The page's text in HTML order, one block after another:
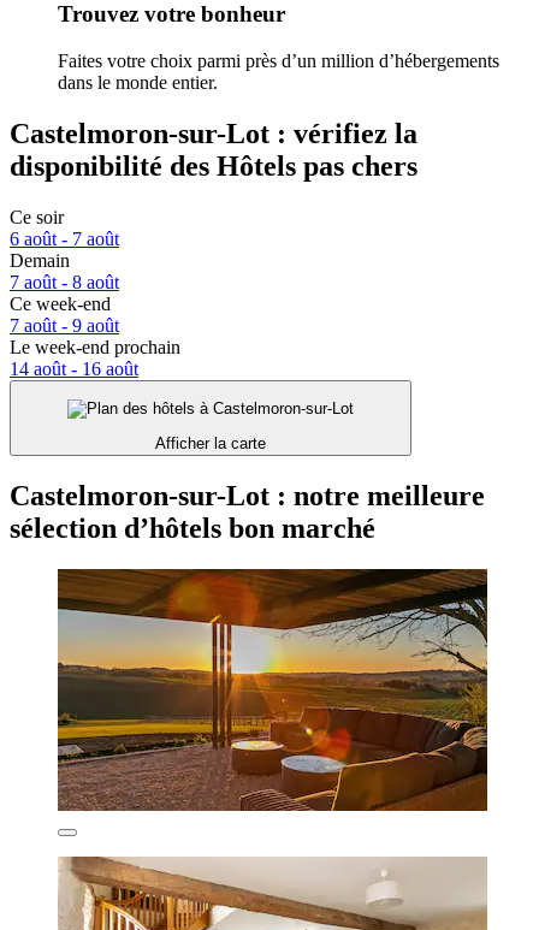
Trouvez votre bonheur
Faites votre choix parmi près d’un million d’hébergements
dans le monde entier.
Castelmoron-sur-Lot : vérifiez la
disponibilité des Hôtels pas chers
Ce soir
6 août - 7 août
Demain
7 août - 8 août
Ce week-end
7 août - 9 août
Le week-end prochain
14 août - 16 août
Afficher la carte
Castelmoron-sur-Lot : notre meilleure
sélection d’hôtels bon marché